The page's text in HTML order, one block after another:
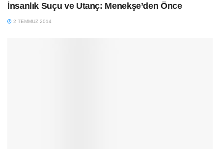
İnsanlık Suçu ve Utanç: Menekşe’den Önce
2 TEMMUZ 2014